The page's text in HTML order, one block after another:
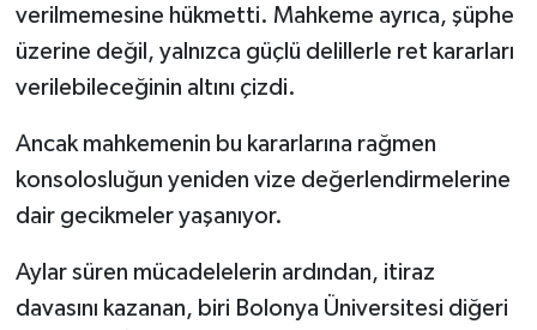
verilmemesine hükmetti. Mahkeme ayrıca, şüphe
üzerine değil, yalnızca güçlü delillerle ret kararları
verilebileceğinin altını çizdi.
Ancak mahkemenin bu kararlarına rağmen
konsolosluğun yeniden vize değerlendirmelerine
dair gecikmeler yaşanıyor.
Aylar süren mücadelelerin ardından, itiraz
davasını kazanan, biri Bolonya Üniversitesi diğeri